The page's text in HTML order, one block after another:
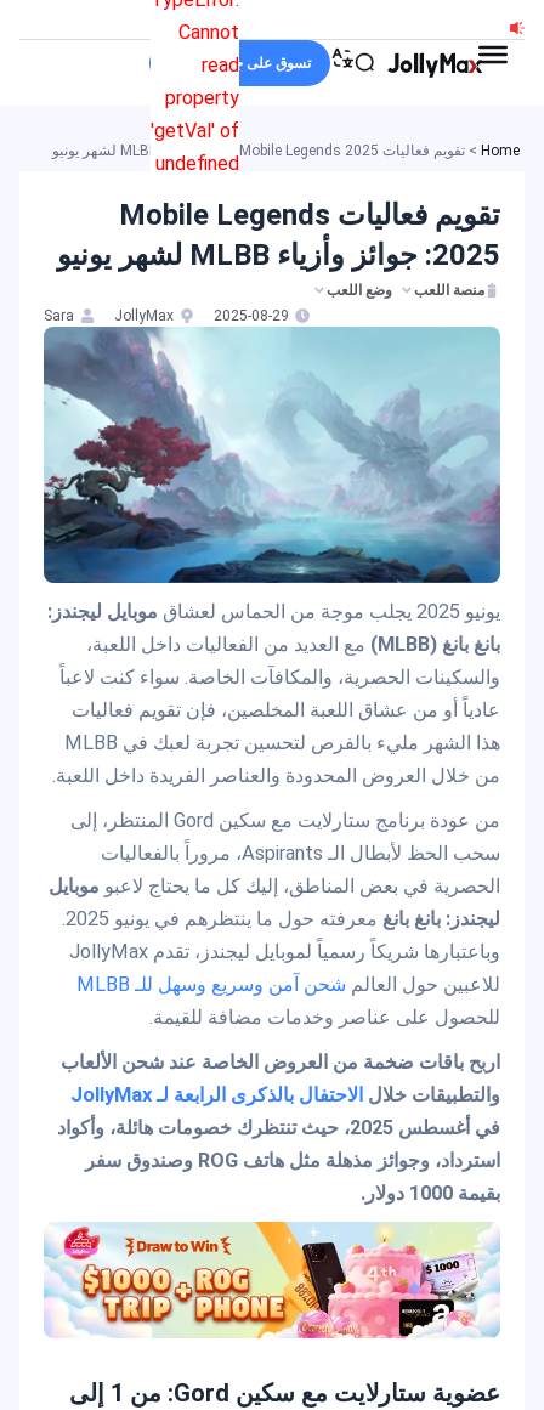
إلى
المحتوى
Cannot
read
property
'getVal' of
undefined
تسوق على جولي ماكس
Home
> تقويم فعاليات Mobile Legends 2025: جوائز وأزياء MLBB لشهر يونيو
تقويم فعاليات Mobile Legends
2025: جوائز وأزياء MLBB لشهر يونيو
منصة اللعب
وضع اللعب
2025-08-29
JollyMax
Sara
يونيو 2025 يجلب موجة من الحماس لعشاق
موبايل ليجندز:
بانغ بانغ (MLBB)
مع العديد من الفعاليات داخل اللعبة،
والسكينات الحصرية، والمكافآت الخاصة. سواء كنت لاعباً
عادياً أو من عشاق اللعبة المخلصين، فإن تقويم فعاليات
هذا الشهر مليء بالفرص لتحسين تجربة لعبك في MLBB
من خلال العروض المحدودة والعناصر الفريدة داخل اللعبة.
من عودة برنامج ستارلايت مع سكين Gord المنتظر، إلى
سحب الحظ لأبطال الـ Aspirants، مروراً بالفعاليات
الحصرية في بعض المناطق، إليك كل ما يحتاج لاعبو موبايل
ليجندز: بانغ بانغ
معرفته حول ما ينتظرهم في يونيو 2025.
وباعتبارها شريكاً رسمياً لموبايل ليجندز، تقدم JollyMax
للاعبين حول العالم شحن آمن وسريع وسهل للـ MLBB
للحصول على عناصر وخدمات مضافة للقيمة.
اربح باقات ضخمة من العروض الخاصة عند شحن الألعاب
والتطبيقات خلال الاحتفال بالذكرى الرابعة لـ JollyMax
في أغسطس 2025، حيث تنتظرك خصومات هائلة، وأكواد
استرداد، وجوائز مذهلة مثل هاتف ROG وصندوق سفر
بقيمة 1000 دولار.
عضوية ستارلايت مع سكين Gord: من 1 إلى